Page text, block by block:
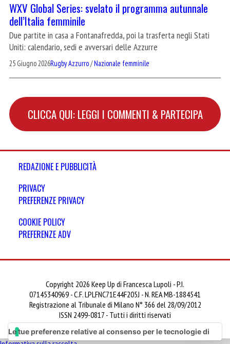
WXV Global Series: svelato il programma autunnale
dell’Italia femminile
Due partite in casa a Fontanafredda, poi la trasferta negli Stati
Uniti: calendario, sedi e avversari delle Azzurre
25 Giugno 2026Rugby Azzurro/Nazionale femminile
CLICCA QUI: LEGGI I COMMENTI & PARTECIPA
REDAZIONE E PUBBLICITÀ
PRIVACY
PREFERENZE PRIVACY
COOKIE POLICY
PREFERENZE ADV
Copyright 2026 Keep Up di Francesca Lupoli - P.I.
07145340969 - C.F. LPLFNC71E44F205J - N. REA MB-1884541
Registrazione al Tribunale di Milano N° 366 del 28/09/2012
ISSN 2499-0817 - Tutti i diritti riservati
Le tue preferenze relative al consenso per le tecnologie di